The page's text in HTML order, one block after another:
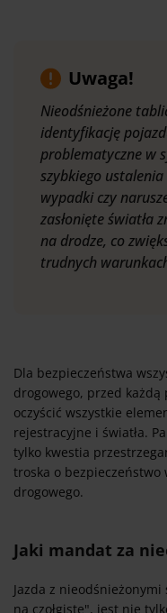
Uwaga!
Nieodśnieżone
identyfikację
problematyczne w
szybkiego
wypadki czy
zasłonięte światła
na drodze, co
trudnych
Dla bezpieczeństwa
drogowego, przed każdą
oczyścić wszystkie
rejestracyjne i światła.
tylko kwestia
troska o bezpieczeństwo
drogowego.
Jaki mandat za
Jazda z
na czołgistę", jest nie